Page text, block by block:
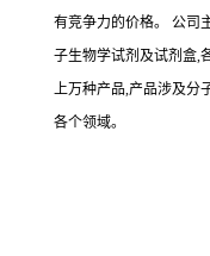
有竞争力的价格。
公司
子生物学试剂及试剂盒,
上万种产品,产品涉及分
各个领域。